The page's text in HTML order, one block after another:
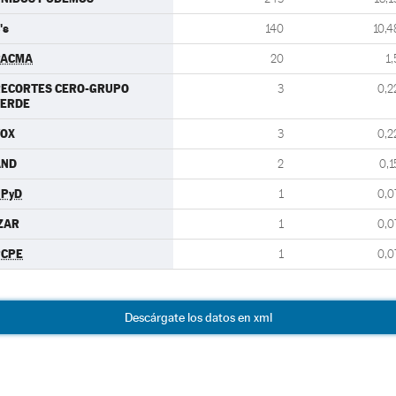
140
20
CERO-GRUPO
3
3
2
1
1
1
Descárgate los datos en xml